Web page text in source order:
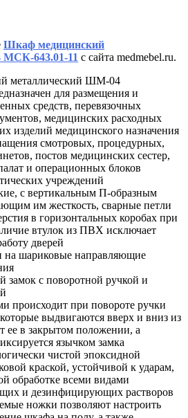
Шкаф медицинский
643.01-11 с сайта medmebel.ru.
металлический ШМ-04
для размещения и
средств, перевязочных
медицинских расходных
изделий медицинского назначения
смотровых, процедурных,
постов медицинских сестер,
и операционных блоков
учреждений
с вертикальным П-образным
им жесткость, сварные петли
в горизонтальных коробах при
втулок из ПВХ исключает
дверей
на шариковые направляющие
замок с поворотной ручкой и
происходит при повороте ручки
выдвигаются вверх и вниз из
ее в закрытом положении, а
язычком замка
чистой эпоксидной
краской, устойчивой к ударам,
обработке всеми видами
и дезинфицирующих растворов
ножки позволяют настроить